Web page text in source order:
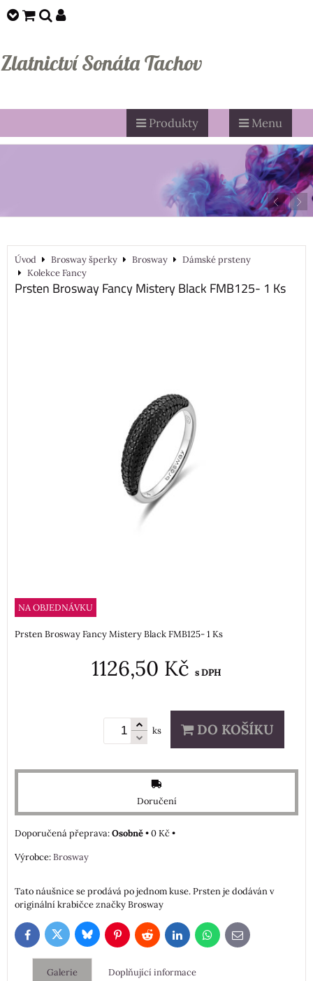
Zlatnictví Sonáta Tachov
Produkty Menu
Úvod Brosway šperky Brosway
Dámské prsteny
Kolekce Fancy
Prsten Brosway Fancy Mistery Black FMB125- 1 Ks
NA OBJEDNÁVKU
Prsten Brosway Fancy Mistery Black FMB125- 1 Ks
1126,50 Kč s DPH
ks DO KOŠÍKU
Doručení
Osobně•0 Kč•
Výrobce:Brosway
Tato náušnice se prodává po jednom kuse. Prsten je dodáván v
originální krabičce značky Brosway
FacebookTwitterBlueskyPinterestRedditLinkedInWhatsApp
E-
mail
Galerie Doplňující informace